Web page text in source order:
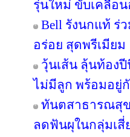
รุ่นใหม่ ขับเคลื่อ
Bell รังนกแท้ ร่
อร่อย สุดพรีเมียม
วุ้นเส้น ลุ้นท้อง
ไม่มีลูก พร้อมอยู่
ทันตสาธารณสุข
ลดฟันผุในกลุ่มเสี่